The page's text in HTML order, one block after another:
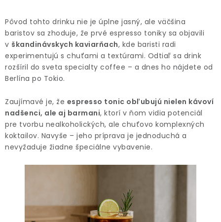
Pôvod tohto drinku nie je úplne jasný, ale väčšina
baristov sa zhoduje, že prvé espresso toniky sa objavili
v škandinávskych kaviarňach, kde baristi radi
experimentujú s chuťami a textúrami. Odtiaľ sa drink
rozšíril do sveta specialty coffee – a dnes ho nájdete od
Berlína po Tokio.
Zaujímavé je, že espresso tonic obľubujú nielen kávoví
nadšenci, ale aj barmani, ktorí v ňom vidia potenciál
pre tvorbu nealkoholických, ale chuťovo komplexných
koktailov. Navyše – jeho príprava je jednoduchá a
nevyžaduje žiadne špeciálne vybavenie.